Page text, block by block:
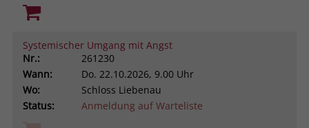
Systemischer Umgang mit Angst
Nr.:
261230
Wann:
Do. 22.10.2026, 9.00 Uhr
Wo:
Schloss Liebenau
Status:
Anmeldung auf Warteliste